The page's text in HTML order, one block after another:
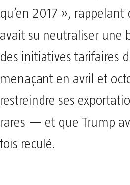
qu’en 2017 », rappelant
avait su neutraliser une
des initiatives tarifaires
menaçant en avril et
restreindre ses
rares — et que Trump
fois reculé.